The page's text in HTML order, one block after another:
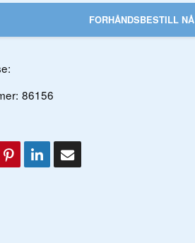
FORHÅNDSBESTILL NÅ
86156